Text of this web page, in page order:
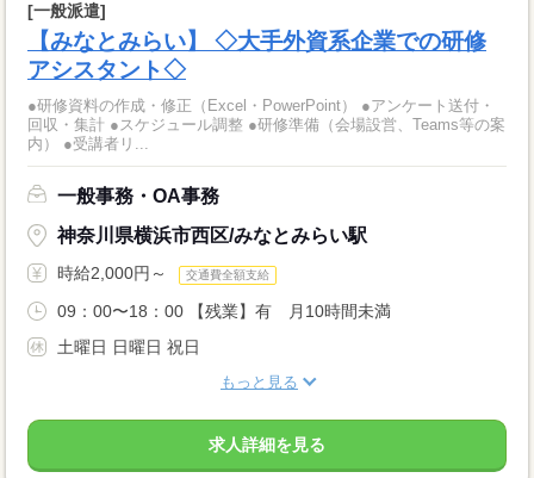
[一般派遣]
【みなとみらい】 ◇大手外資系企業での研修
アシスタント◇
●研修資料の作成・修正（Excel・PowerPoint） ●アンケート送付・
回収・集計 ●スケジュール調整 ●研修準備（会場設営、Teams等の案
内） ●受講者リ...
一般事務・OA事務
神奈川県横浜市西区/みなとみらい駅
時給2,000円～ 交通費全額支給
09：00〜18：00 【残業】有 月10時間未満
土曜日 日曜日 祝日
もっと見る
求人詳細を見る